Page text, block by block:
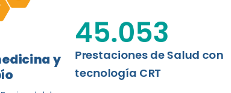
MDPA
y
Prestaciones de Salud con
tecnología CRT
45.053